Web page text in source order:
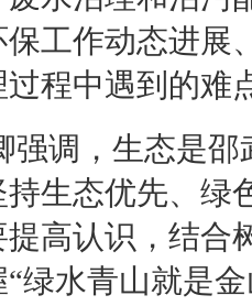
保工作动态进展
程中遇到的难
强调，生态是
持生态优先、绿
高认识，结合
绿水青山就是